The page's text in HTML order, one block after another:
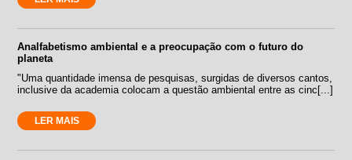
Analfabetismo ambiental e a preocupação com o futuro do
planeta
"Uma quantidade imensa de pesquisas, surgidas de diversos cantos,
inclusive da academia colocam a questão ambiental entre as cinc[...]
LER MAIS